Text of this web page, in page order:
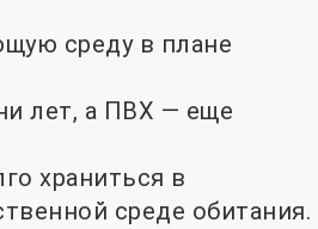
среду в плане
лет, а ПВХ — еще
храниться в
среде обитания.